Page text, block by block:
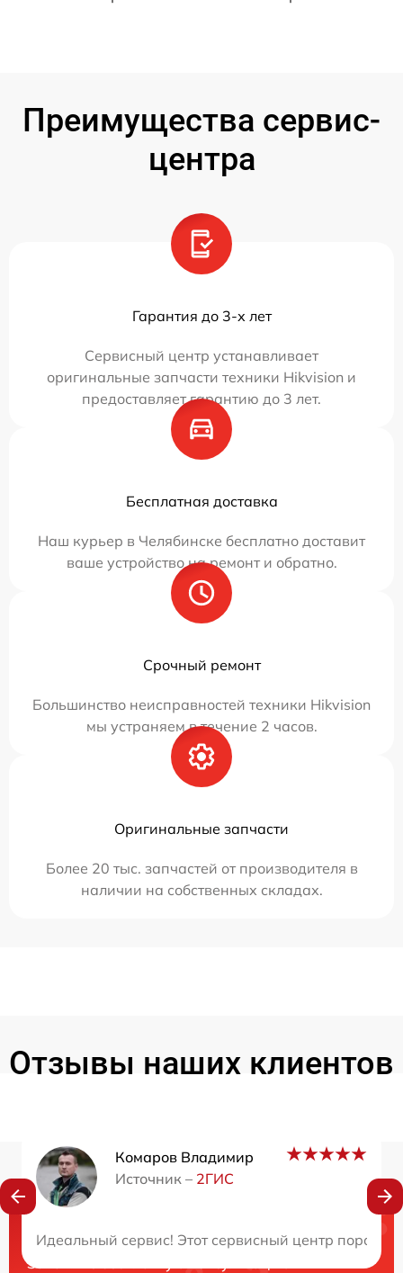
Преимущества сервис-
центра
Гарантия до 3-х лет
Сервисный центр устанавливает
оригинальные запчасти техники Hikvision и
предоставляет гарантию до 3 лет.
Бесплатная доставка
Наш курьер в Челябинске бесплатно доставит
ваше устройство на ремонт и обратно.
Срочный ремонт
Большинство неисправностей техники Hikvision
мы устраняем в течение 2 часов.
Оригинальные запчасти
Более 20 тыс. запчастей от производителя в
наличии на собственных складах.
Отзывы наших клиентов
Комаров Владимир
Источник – 2ГИС
Идеальный сервис! Этот сервисный центр
Нужна консультация?
Закажите бесплатную консультацию